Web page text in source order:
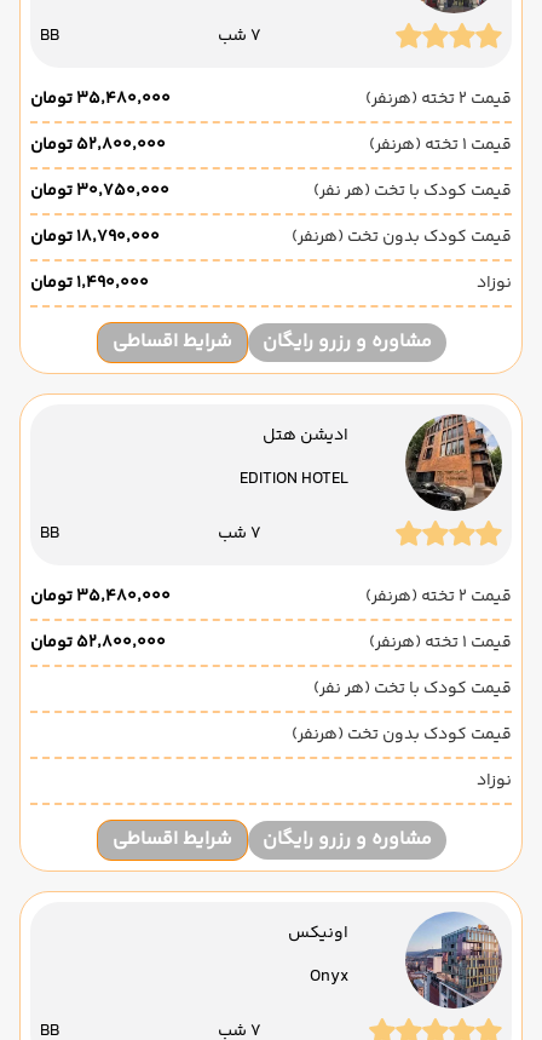
7 شب BB
قیمت 2 تخته (هرنفر)
۳۵٬۴۸۰٬۰۰۰ تومان
قیمت 1 تخته (هرنفر)
۵۲٬۸۰۰٬۰۰۰ تومان
قیمت کودک با تخت (هر نفر)
۳۰٬۷۵۰٬۰۰۰ تومان
قیمت کودک بدون تخت (هرنفر)
۱۸٬۷۹۰٬۰۰۰ تومان
نوزاد
۱٬۴۹۰٬۰۰۰ تومان
مشاوره و رزرو رایگان شرایط اقساطی
ادیشن هتل
EDITION HOTEL
7 شب BB
قیمت 2 تخته (هرنفر)
۳۵٬۴۸۰٬۰۰۰ تومان
قیمت 1 تخته (هرنفر)
۵۲٬۸۰۰٬۰۰۰ تومان
قیمت کودک با تخت (هر نفر)
قیمت کودک بدون تخت (هرنفر)
نوزاد
مشاوره و رزرو رایگان شرایط اقساطی
اونیکس
Onyx
7 شب BB